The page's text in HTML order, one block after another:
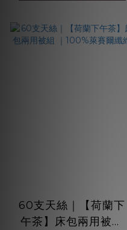
60支天絲｜【荷蘭下
午茶】床包兩用被組